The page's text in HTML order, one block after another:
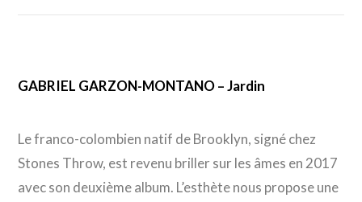
GABRIEL GARZON-MONTANO – Jardin
Le franco-colombien natif de Brooklyn, signé chez
Stones Throw, est revenu briller sur les âmes en 2017
avec son deuxième album. L’esthète nous propose une